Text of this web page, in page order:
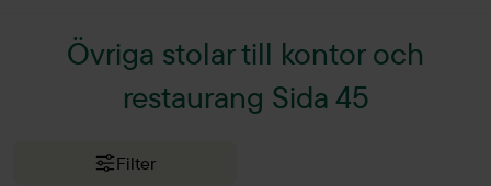
Övriga stolar till kontor och
restaurang Sida 45
Filter